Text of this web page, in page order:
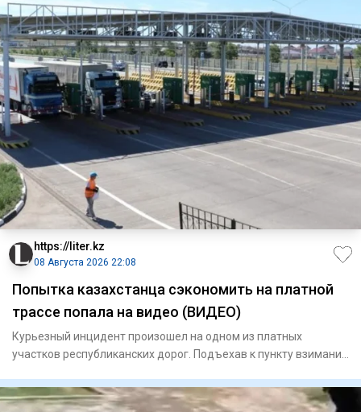
https://liter.kz
08 Августа 2026 22:08
Попытка казахстанца сэкономить на платной
трассе попала на видео (ВИДЕО)
Курьезный инцидент произошел на одном из платных
участков республиканских дорог. Подъехав к пункту взимания